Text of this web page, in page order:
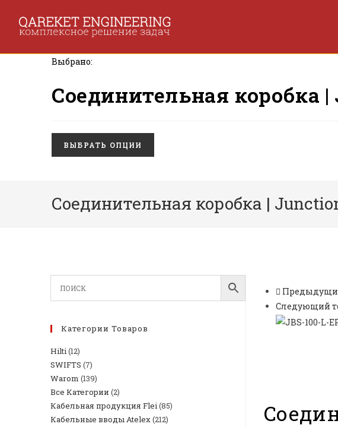
содержимому
Выбрано:
Соединительная коробка
ВЫБРАТЬ ОПЦИИ
Соединительная коробка |
Следующий
Категории Товаров
Hilti(12)
SWIFTS (7)
Warom (139)
Все Категории (2)
Кабельная продукция Flei(85)
Кабельные вводы Atelex(212)